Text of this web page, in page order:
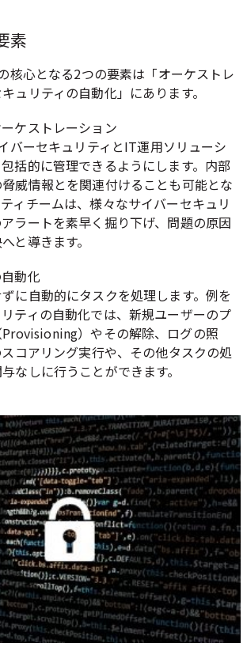
素
核心となる2つの要素は「オーケストレ
ュリティの自動化」にあります。
ケストレーション
バーセキュリティとIT運用ソリューシ
括的に管理できるようにします。内部
威情報とを関連付けることも可能とな
ィチームは、様々なサイバーセキュリ
ラートを素早く掘り下げ、問題の原因
と導きます。
動化
に自動的にタスクを処理します。例を
ティの自動化では、新規ユーザーのプ
）やその解除、ログの照
コアリング実行や、その他タスクの処
なしに行うことができます。